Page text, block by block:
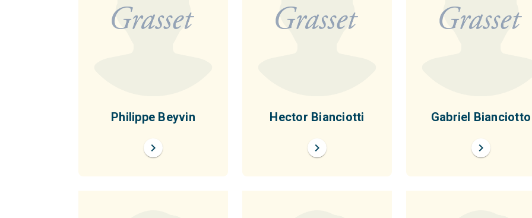
Philippe Beyvin
chevron_right
Hector Bianciotti
chevron_right
Gabriel Bianciotto
chevron_right